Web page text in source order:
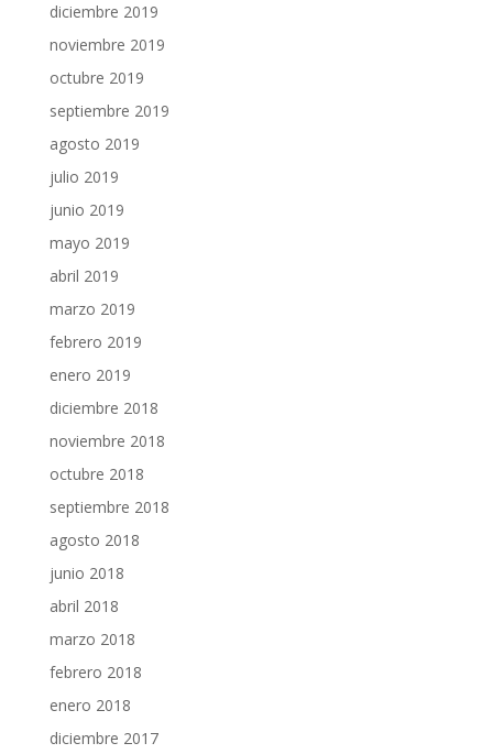
diciembre 2019
noviembre 2019
octubre 2019
septiembre 2019
agosto 2019
julio 2019
junio 2019
mayo 2019
abril 2019
marzo 2019
febrero 2019
enero 2019
diciembre 2018
noviembre 2018
octubre 2018
septiembre 2018
agosto 2018
junio 2018
abril 2018
marzo 2018
febrero 2018
enero 2018
diciembre 2017